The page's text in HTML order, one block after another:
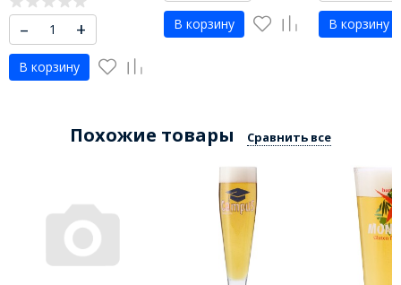
– +
В корзину
В корзину В корзину
Похожие товары Сравнить все